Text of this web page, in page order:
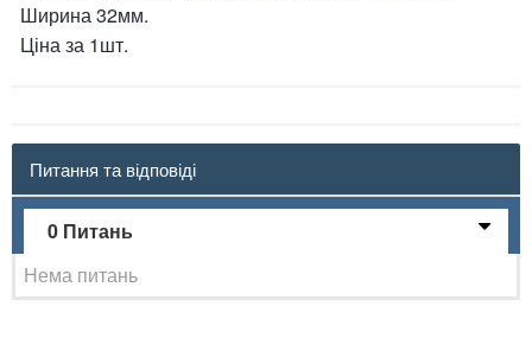
Ширина 32мм.
Ціна за 1шт.
Питання та відповіді
0 Питань
Нема питань